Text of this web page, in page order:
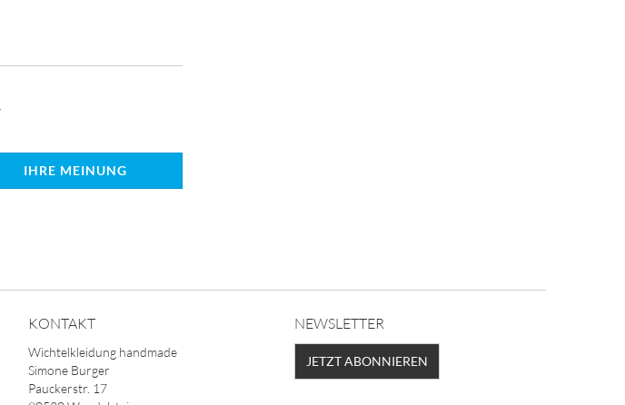
IHRE MEINUNG
KONTAKT
Wichtelkleidung handmade
Simone Burger
Pauckerstr. 17
NEWSLETTER
JETZT ABONNIEREN